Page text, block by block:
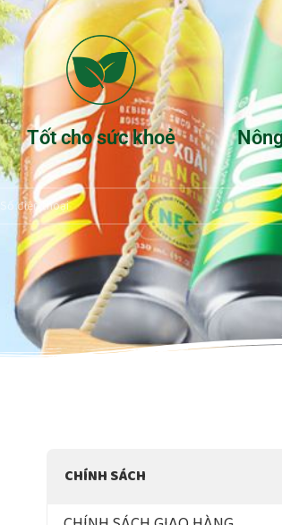
Tốt cho sức khoẻ
CHÍNH SÁCH